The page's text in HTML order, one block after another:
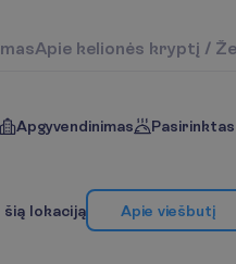
masApie kelionės kryptį / Že
Apgyvendinimas
šią lokaciją Apie viešbutį